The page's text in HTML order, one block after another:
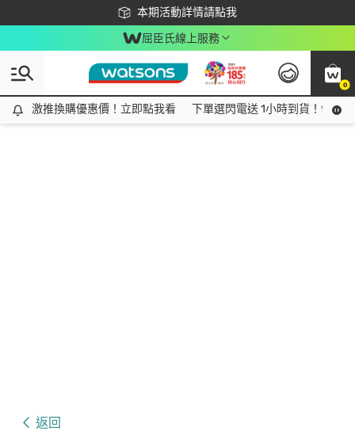
本期活動詳情請點我
下載app最高回饋$350
屈臣氏線上服務
0
激推換購優惠價！立即點我看
激推換購優惠價！立即點我看 下單選閃電送 1小時到貨！領神
返回